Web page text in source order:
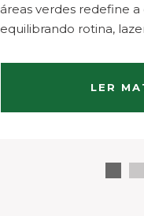
áreas verdes redefine
equilibrando rotina,
dinâmica da cidade…
LER